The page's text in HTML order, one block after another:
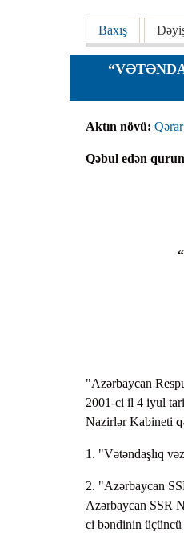
Əsas
Baxış (active tab)
Aktın növü: Qərar
Qəbul edən
"Azərbaycan
2001-ci il 4 iyul
Nazirlər Kabineti
1. "Vətəndaşlıq
2. "Azərbaycan
Azərbaycan SSR
ci bəndinin üçüncü